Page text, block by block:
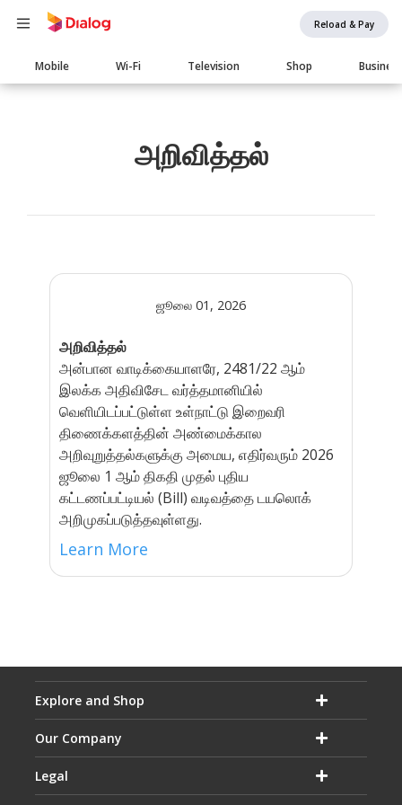
Reload & Pay
Main
navigation
Mobile Wi-Fi Television Shop Business
அறிவித்தல்
ஜூலை 01, 2026
அறிவித்தல்
அன்பான வாடிக்கையாளரே, 2481/22 ஆம்
இலக்க அதிவிசேட வர்த்தமானியில்
வெளியிடப்பட்டுள்ள உள்நாட்டு ​இறைவரி​
திணைக்களத்தின் அண்மைக்கால
அறிவுறுத்தல்களுக்கு அமைய, எதிர்வரும் 2026
ஜூலை 1 ஆம் திகதி முதல் புதிய
கட்டணப்பட்டியல் (Bill) வடிவத்தை டயலொக்
அறிமுகப்படுத்தவுள்ளது.
Learn More
Explore and Shop
Our Company
Legal